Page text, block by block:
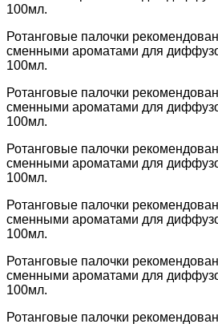
100мл.
Ротанговые палочки
сменными ароматами для
100мл.
Ротанговые палочки
сменными ароматами для
100мл.
Ротанговые палочки
сменными ароматами для
100мл.
Ротанговые палочки
сменными ароматами для
100мл.
Ротанговые палочки
сменными ароматами для
100мл.
Ротанговые палочки